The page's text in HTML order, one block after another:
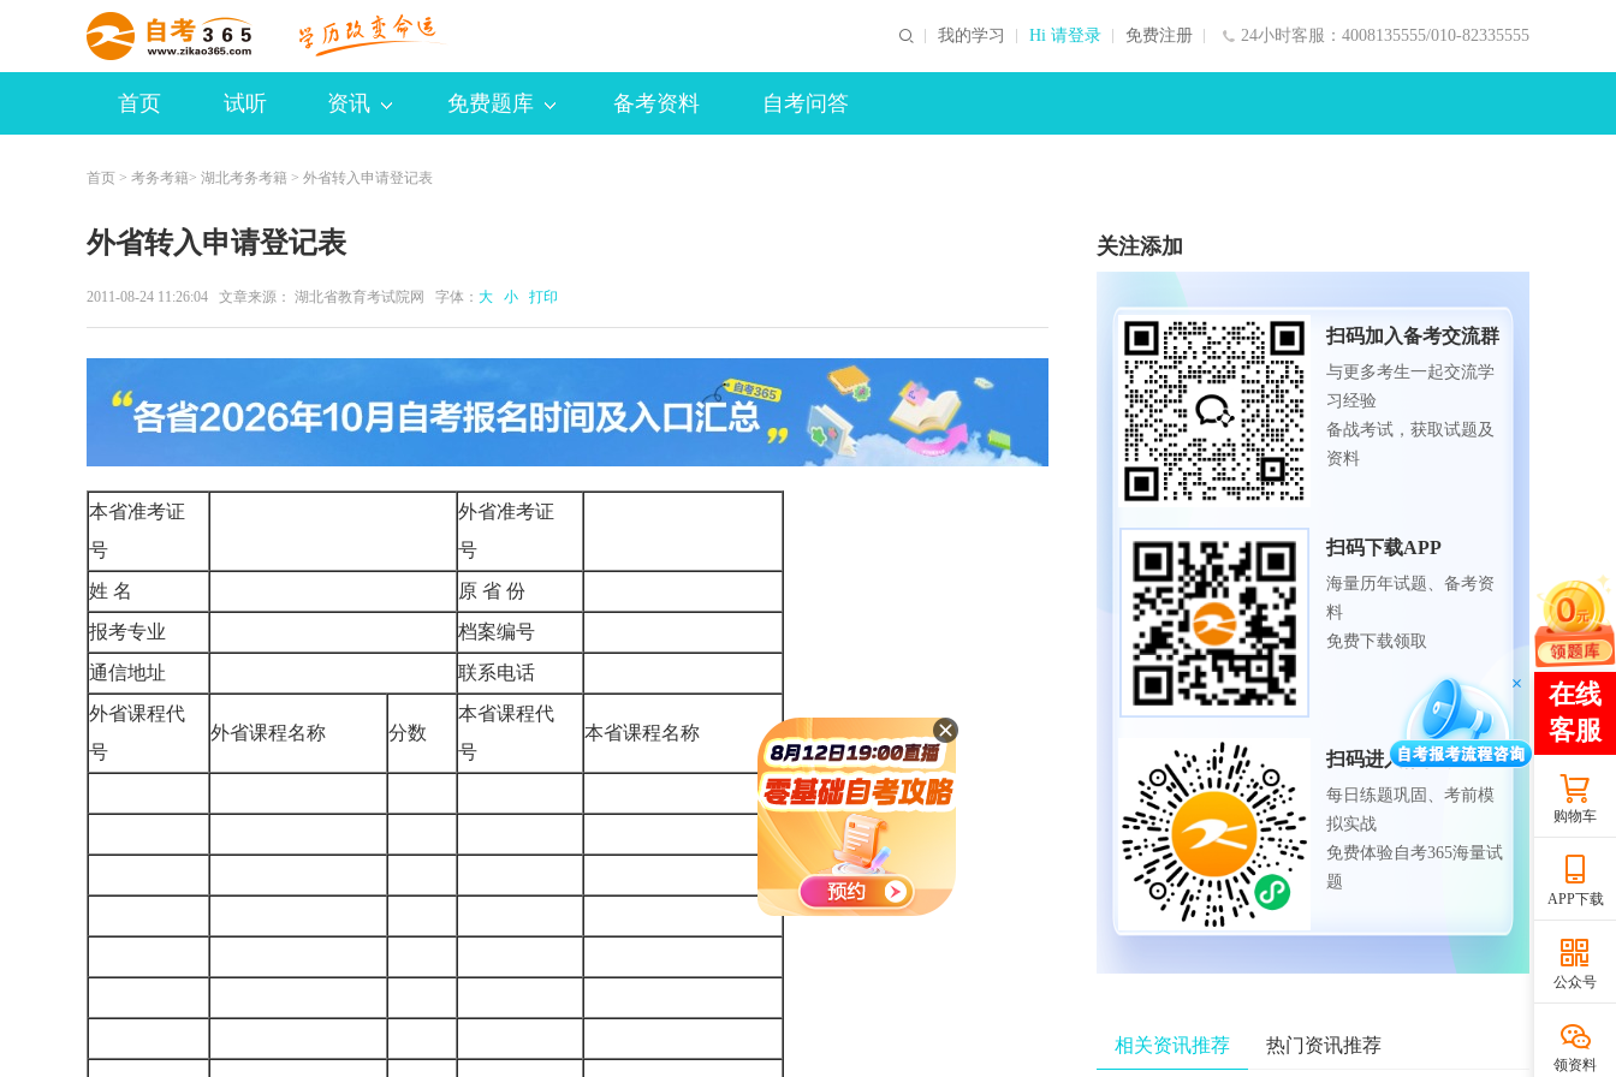
24小时客服：4008135555/010-82335555
我的学习 Hi 请登录 免费注册
首页 试听 资讯 免费题库 备考资料 自考问答
首页 > 考务考籍> 湖北考务考籍 > 外省转入申请登记表
外省转入申请登记表
2011-08-24 11:26:04 文章来源： 湖北省教育考试院网 字体： 大 小 打印
本省准考证
号
外省准考证
号
姓 名
原 省 份
报考专业
档案编号
通信地址
联系电话
外省课程代
号
外省课程名称 分数
本省课程代
号
本省课程名称
关注添加
扫码加入备考交流群
与更多考生一起交流学
习经验
备战考试，获取试题及
资料
扫码下载APP
海量历年试题、备考资
料
免费下载领取
扫码进入微信小程序
每日练题巩固、考前模
拟实战
免费体验自考365海量试
题
相关资讯推荐 热门资讯推荐
购物车
APP下载
公众号
领资料